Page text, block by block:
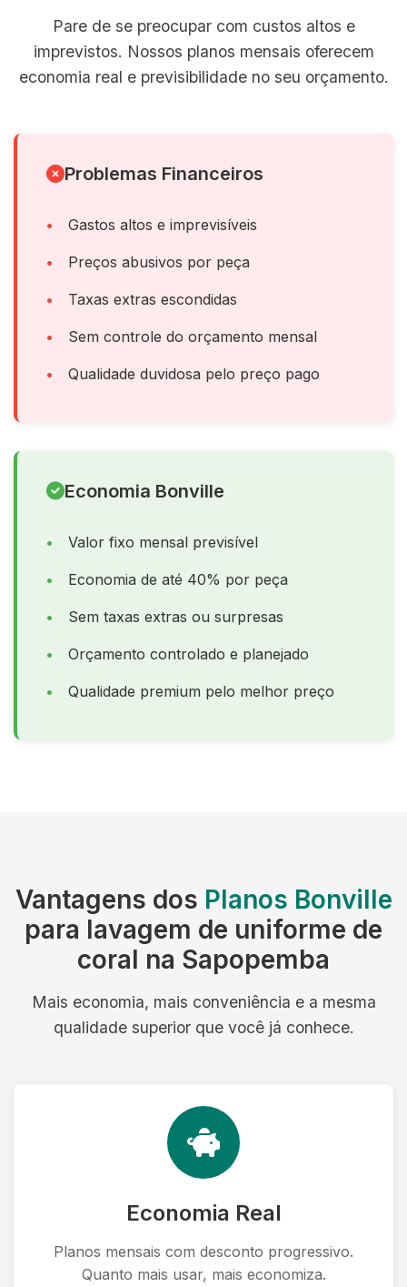
Pare de se preocupar com custos altos e
imprevistos. Nossos planos mensais oferecem
economia real e previsibilidade no seu orçamento.
Problemas Financeiros
Gastos altos e imprevisíveis
Preços abusivos por peça
Taxas extras escondidas
Sem controle do orçamento mensal
Qualidade duvidosa pelo preço pago
Economia Bonville
Valor fixo mensal previsível
Economia de até 40% por peça
Sem taxas extras ou surpresas
Orçamento controlado e planejado
Qualidade premium pelo melhor preço
Vantagens dos Planos Bonville
para lavagem de uniforme de
coral na Sapopemba
Mais economia, mais conveniência e a mesma
qualidade superior que você já conhece.
Economia Real
Planos mensais com desconto progressivo.
Quanto mais usar, mais economiza.